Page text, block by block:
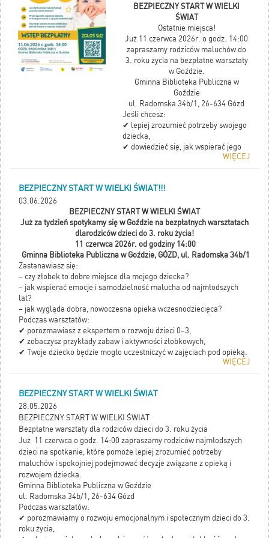
W godzinach: 15:00-17:00
BEZPIECZNY START W WIELKI
ŚWIAT
Ostatnie miejsca!
Już 11 czerwca 2026r. o godz. 14:00
zapraszamy rodziców maluchów do
3. roku życia na bezpłatne warsztaty
w Goździe.
Gminna Biblioteka Publiczna w
Goździe
ul. Radomska 34b/1, 26-634 Gózd
Jeśli chcesz:
✔ lepiej zrozumieć potrzeby swojego
dziecka,
✔ dowiedzieć się, jak wspierać jego
- to spotkanie jest właśnie dla Ciebie.
Na uczestników czeka pamiątkowy
gadżet Akademii
Udział bezpłatny – obowiązują zapisy
https://akademiawsparcia.com.pl/
i-warsztaty
Malucha realizowany jest przez
Fundację Zwalcz Nudę i
Rodziny, Pracy i Polityki Społecznej.
WIĘCEJ
BEZPIECZNY START W WIELKI ŚWIAT!!!
03.06.2026
BEZPIECZNY START W WIELKI ŚWIAT
Już za tydzień spotykamy się w Goździe na bezpłatnych warsztatach
dlarodziców dzieci do 3. roku życia!
11 czerwca 2026r. od godziny 14:00
Gminna Biblioteka Publiczna w Goździe, GÓZD, ul. Radomska 34b/1
Zastanawiasz się:
– czy żłobek to dobre miejsce dla mojego dziecka?
– jak wspierać emocje i samodzielność malucha od najmłodszych
lat?
– jak wygląda dobra, nowoczesna opieka wczesnodziecięca?
Podczas warsztatów:
✔ porozmawiasz z ekspertem o rozwoju dzieci 0–3,
✔ zobaczysz przykłady zabaw i aktywności żłobkowych,
✔ Twoje dziecko będzie mogło uczestniczyć w zajęciach pod opieką.
Każdy uczestnik otrzyma pamiątkowy gadżet Akademii Wsparcia
Rozwoju Malucha.
Zapisz się tutaj:
https://akademiawsparcia.com.pl/wydarzenia-i-warsztaty
Projekt Akademia Wsparcia Rozwoju Malucha realizowany jest
przez Fundację Zwalcz Nudę i współfinansowany przez Ministerstwo
Rodziny, Pracy i Polityki Społecznej.
WIĘCEJ
BEZPIECZNY START W WIELKI ŚWIAT
28.05.2026
BEZPIECZNY START W WIELKI ŚWIAT
Bezpłatne warsztaty dla rodziców dzieci do 3. roku życia
Już 11 czerwca o godz. 14:00 zapraszamy rodziców najmłodszych
dzieci na spotkanie, które pomoże lepiej zrozumieć potrzeby
maluchów i spokojniej podejmować decyzje związane z opieką i
rozwojem dziecka.
Gminna Biblioteka Publiczna w Goździe
ul. Radomska 34b/1, 26-634 Gózd
Podczas warsztatów:
✔ porozmawiamy o rozwoju emocjonalnym i społecznym dzieci do 3.
roku życia,